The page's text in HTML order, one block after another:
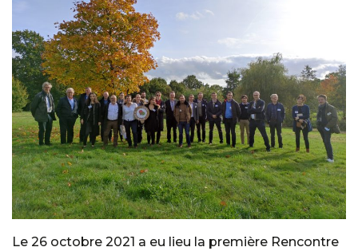
Le 26 octobre 2021 a eu lieu la première Rencontre